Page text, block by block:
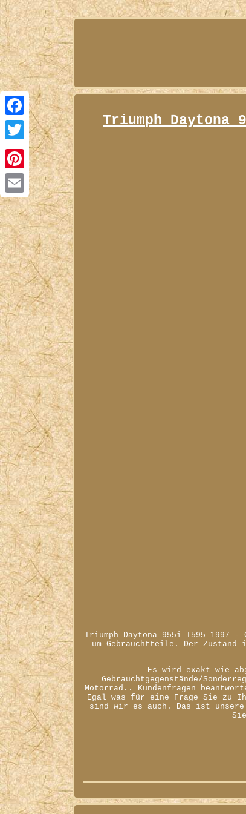
Facebook
Twitter
Pinterest
Email
Triumph Daytona
Triumph Daytona 955i T595 1997
um Gebrauchtteile. Der
Es wird exakt wie
Gebrauchtgegenstände/
Motorrad.. Kundenfragen
Egal was für eine Frage Sie zu
sind wir es auch. Das ist